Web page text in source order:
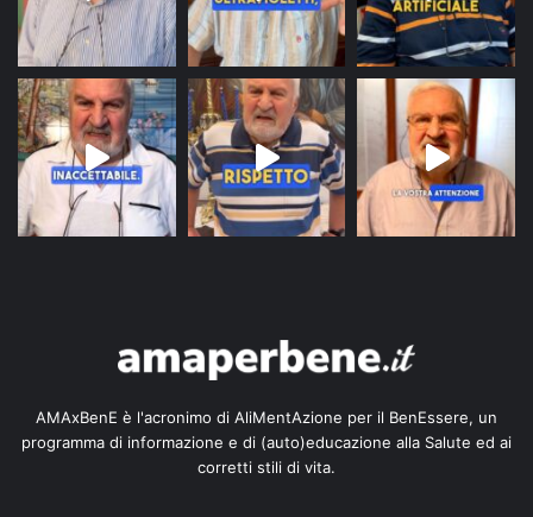
AMAxBenE è l'acronimo di AliMentAzione per il BenEssere, un
programma di informazione e di (auto)educazione alla Salute ed ai
corretti stili di vita.